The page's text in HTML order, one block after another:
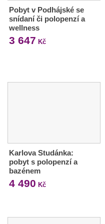
Pobyt v Podhájské se
snídaní či polopenzí a
wellness
3 647 Kč
Karlova Studánka:
pobyt s polopenzí a
bazénem
4 490 Kč